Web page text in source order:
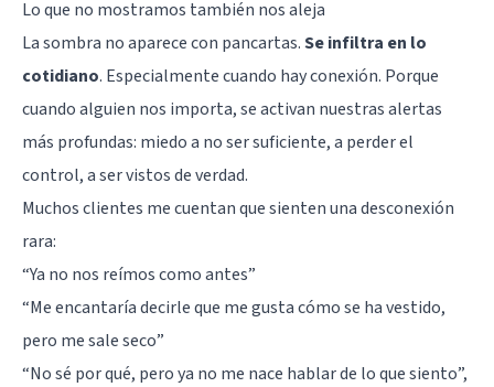
Lo que no mostramos también nos aleja
La sombra no aparece con pancartas.Se infiltra en lo
cotidiano. Especialmente cuando hay conexión. Porque
cuando alguien nos importa, se activan nuestras alertas
más profundas: miedo a no ser suficiente, a perder el
control, a ser vistos de verdad.
Muchos clientes me cuentan que sienten una desconexión
rara:
“Ya no nos reímos como antes”
“Me encantaría decirle que me gusta cómo se ha vestido,
pero me sale seco”
“No sé por qué, pero ya no me nace hablar de lo que siento”,